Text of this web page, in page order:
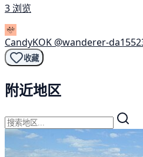
3 浏览
CandyKOK @wanderer-
收藏
附近地区